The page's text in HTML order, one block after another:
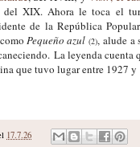
del XIX. Ahora le toca el
de la República
Pequeño azul (2), alude a
La leyenda cuenta
que tuvo lugar entre 1927 y
17.7.26